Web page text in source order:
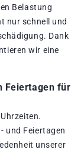
Belastung
nur schnell und
Dank
wir eine
Feiertagen für
und Feiertagen
unserer